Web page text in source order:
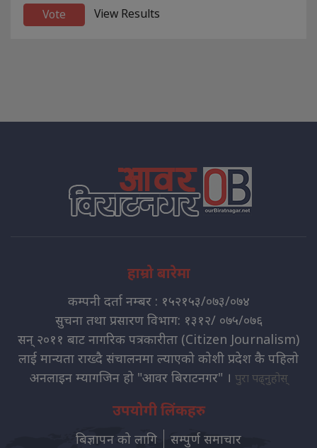
View Results
हाम्रो बारेमा
कम्पनी दर्ता नम्बर : १५२१५३/०७३/०७४
सुचना तथा प्रसारण विभाग: १३१२/ ०७५/०७६
सन् २०११ बाट नागरिक पत्रकारीता (Citizen Journalism)
लाई मान्यता राख्दै संचालनमा ल्याएको कोशी प्रदेश कै पहिलो
अनलाइन म्यागजिन हो "आवर बिराटनगर" । पुरा पढ्नुहोस्
उपयोगी लिंकहरु
बिज्ञापन को लागि सम्पुर्ण समाचार